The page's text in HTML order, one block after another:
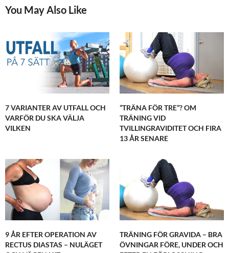
You May Also Like
7 VARIANTER AV UTFALL OCH
VARFÖR DU SKA VÄLJA
VILKEN
”TRÄNA FÖR TRE”? OM
TRÄNING VID
TVILLINGRAVIDITET OCH FIRA
13 ÅR SENARE
9 ÅR EFTER OPERATION AV
RECTUS DIASTAS – NULÄGET
TRÄNING FÖR GRAVIDA – BRA
ÖVNINGAR FÖRE, UNDER OCH